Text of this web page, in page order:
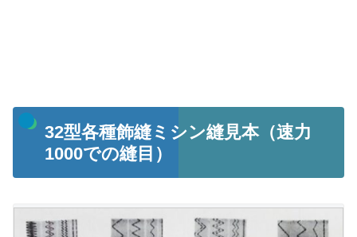
32型各種飾縫ミシン縫見本（速力
1000での縫目）